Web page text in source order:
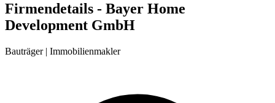
Firmendetails - Bayer Home
Development GmbH
Bauträger | Immobilienmakler